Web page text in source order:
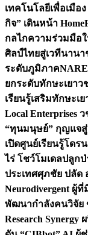
เทคโนโลยีเพื่อเมื
กิจ” เดินหน้า
กลไกความร่วมมือ
ศิลป์ไทยสู่เวทีนานา
ระดับภูมิภาค
ยกระดับทักษะเยา
เรียนรู้เสริมทักษะเ
Local Enterprises ว
“ทุนมนุษย์” กุญแจสู่
เปิดศูนย์เรียนรู้โด
ไร่ โชว์โมเดลปลูก
ประเทศศุภชัย ปลัด
Neurodivergent ผู้
พัฒนากำลังคนวิจัย
Research